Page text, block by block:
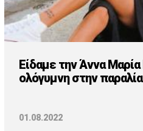
Είδαμε την Άννα
ολόγυμνη στην
01.08.2022